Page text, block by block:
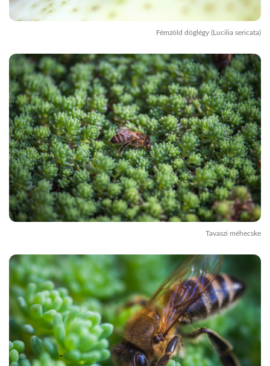
Fémzöld döglégy (Lucilia sericata)
Tavaszi méhecske